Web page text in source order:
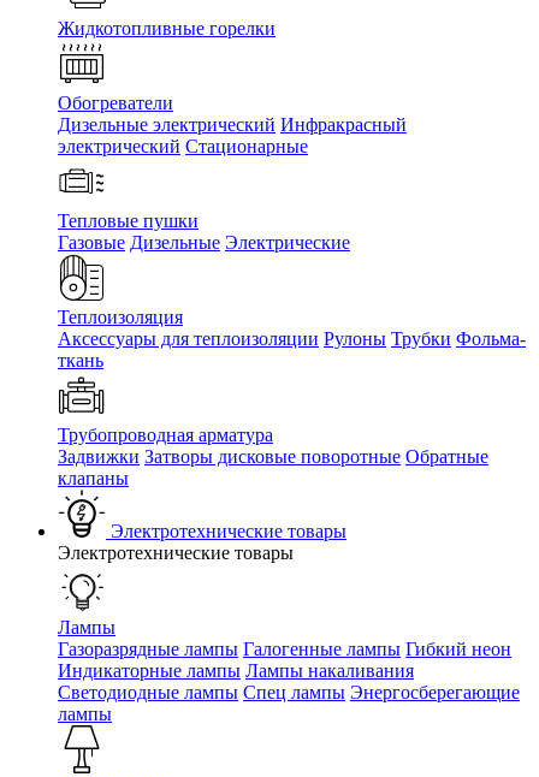
Жидкотопливные горелки
Обогреватели
Дизельные электрический Инфракрасный
электрический Стационарные
Тепловые пушки
Газовые Дизельные Электрические
Теплоизоляция
Аксессуары для теплоизоляции Рулоны Трубки Фольма-
ткань
Трубопроводная арматура
Задвижки Затворы дисковые поворотные Обратные
клапаны
Электротехнические товары
Электротехнические товары
Лампы
Газоразрядные лампы Галогенные лампы Гибкий неон
Индикаторные лампы Лампы накаливания
Светодиодные лампы Спец лампы Энергосберегающие
лампы